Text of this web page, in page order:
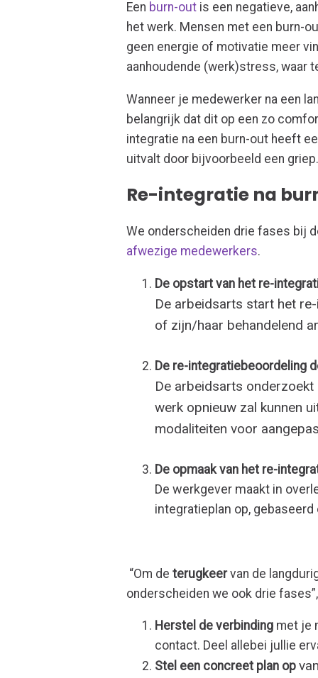
Een burn-out is een negatieve,
het werk. Mensen met een burn-
geen energie of motivatie meer
aanhoudende (werk)stress, waar
Wanneer je medewerker na een
belangrijk dat dit op een zo
integratie na een burn-out heeft
uitvalt door bijvoorbeeld een
Re-integratie na
We onderscheiden drie fases bij
afwezige medewerkers.
De opstart van het re-
De arbeidsarts start het
of zijn/haar behandelend
De re-integratiebeoordeling
De arbeidsarts
werk opnieuw zal kunnen
modaliteiten voor
De opmaak van het re-
De werkgever maakt in
integratieplan op,
“Om deterugkeervan de
onderscheiden we ook drie
Herstel de verbinding met je
contact. Deel allebei jullie
Stel een concreet plan op